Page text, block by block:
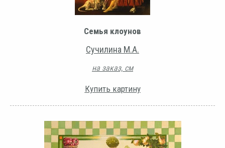
Семья клоунов
Сучилина М.А.
на заказ, см
Купить картину